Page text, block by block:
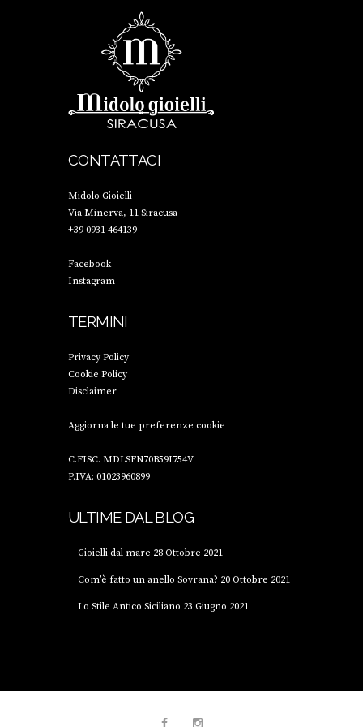
CONTATTACI
Midolo Gioielli
Via Minerva, 11 Siracusa
+39 0931 464139
Facebook
Instagram
TERMINI
Privacy Policy
Cookie Policy
Disclaimer
Aggiorna le tue preferenze cookie
C.FISC. MDLSFN70B59I754V
P.IVA: 01023960899
ULTIME DAL BLOG
Gioielli dal mare 28 Ottobre 2021
Com’è fatto un anello Sovrana? 20 Ottobre 2021
Lo Stile Antico Siciliano 23 Giugno 2021